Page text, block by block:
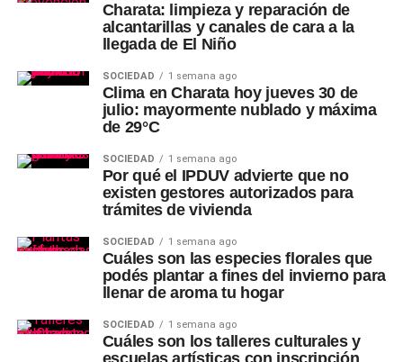
Charata: limpieza y reparación de
alcantarillas y canales de cara a la
llegada de El Niño
SOCIEDAD 1 semana ago
Clima en Charata hoy jueves 30 de
julio: mayormente nublado y máxima
de 29°C
SOCIEDAD 1 semana ago
Por qué el IPDUV advierte que no
existen gestores autorizados para
trámites de vivienda
SOCIEDAD 1 semana ago
Cuáles son las especies florales que
podés plantar a fines del invierno para
llenar de aroma tu hogar
SOCIEDAD 1 semana ago
Cuáles son los talleres culturales y
escuelas artísticas con inscripción